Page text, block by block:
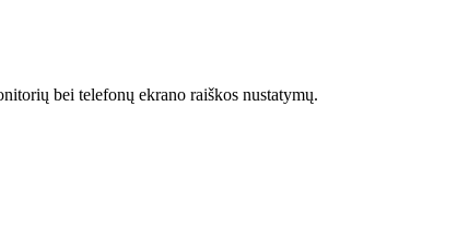
bei telefonų ekrano raiškos nustatymų.